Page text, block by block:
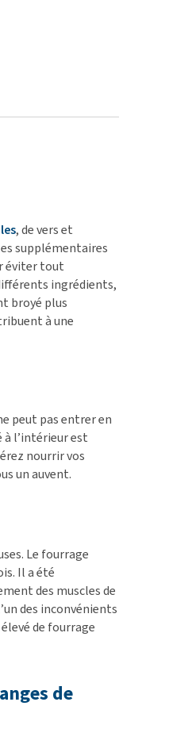
, de vers et
supplémentaires
éviter tout
ingrédients,
broyé plus
à une
peut pas entrer en
à l’intérieur est
nourrir vos
un auvent.
Le fourrage
Il a été
des muscles de
des inconvénients
de fourrage
de